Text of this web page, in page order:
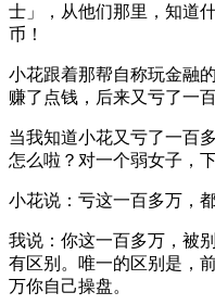
士」，从他们那里，知道
币！
小花跟着那帮自称玩金融
赚了点钱，后来又亏了一百
当我知道小花又亏了一百
怎么啦？对一个弱女子，
小花说：亏这一百多万，
我说：你这一百多万，被
有区别。唯一的区别是，
万你自己操盘。